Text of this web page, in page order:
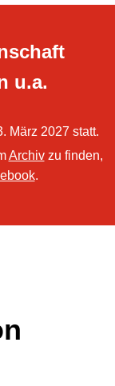
u.a.
März 2027 statt.
Archivzu finden,
.